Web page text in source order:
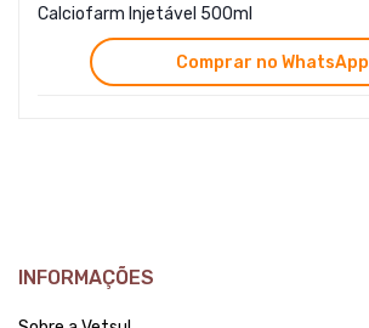
Calciofarm Injetável 500ml
Comprar no WhatsApp
INFORMAÇÕES